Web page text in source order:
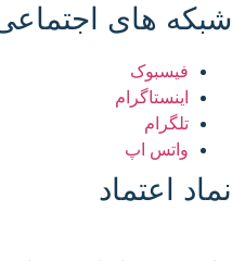
شبکه های
فیسبوک
اینستاگرام
تلگرام
واتس اپ
نماد اعتماد